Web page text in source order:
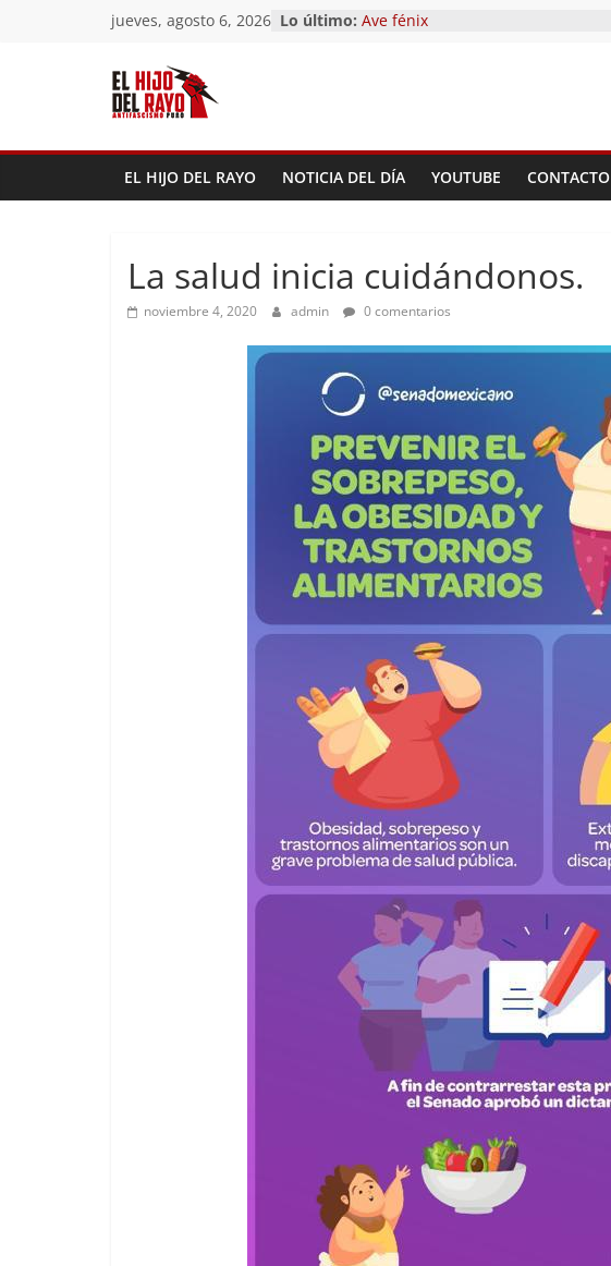
jueves, agosto 6, 2026 Lo último: Pandemonium)
EL HIJO DEL RAYO NOTICIA DEL DÍA YOUTUBE CONTACTO
La salud inicia cuidándonos.
noviembre 4, 2020 admin 0 comentarios